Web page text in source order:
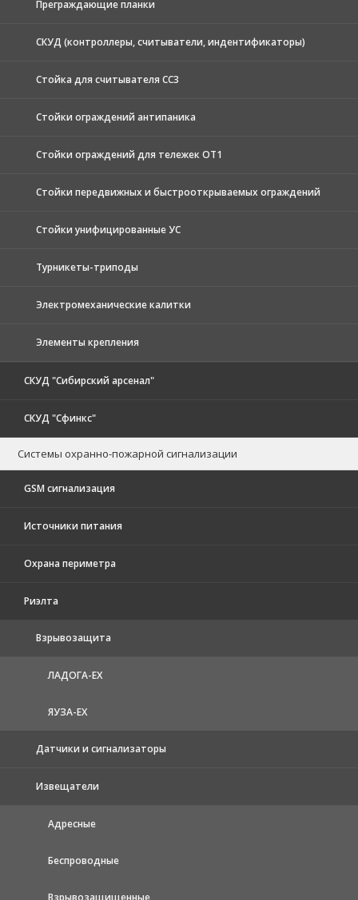
Преграждающие планки
СКУД (контроллеры, считыватели, индентификаторы)
Стойка для считывателя СС3
Стойки ограждений антипаника
Стойки ограждений для тележек ОТ1
Стойки передвижных и быстрооткрываемых ограждений
Стойки унифицированные УС
Турникеты-триподы
Электромеханические калитки
Элементы крепления
СКУД "Сибирский арсенал"
СКУД "Сфинкс"
Системы охранно-пожарной сигнализации
GSM сигнализация
Источники питания
Охрана периметра
Риэлта
Взрывозащита
ЛАДОГА-EX
ЯУЗА-ЕХ
Датчики и сигнализаторы
Извещатели
Адресные
Беспроводные
Взрывозащищенные